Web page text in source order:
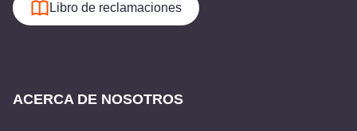
Libro de reclamaciones
ACERCA DE NOSOTROS